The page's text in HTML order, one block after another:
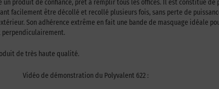
produit de confiance, prêt à remplir tous les offices. Il est constitué
facilement être décollé et recollé plusieurs fois, sans perte de
Son adhérence extrême en fait une bande de masquage idéale
perpendiculairement.
de très haute qualité.
Vidéo de démonstration du Polyvalent 622 :